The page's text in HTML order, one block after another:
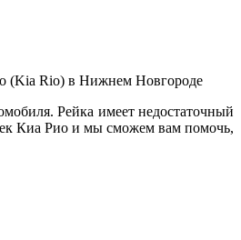
(Kia Rio) в Нижнем Новгороде
Рейка имеет недостаточный
Киа Рио и мы сможем вам помочь,